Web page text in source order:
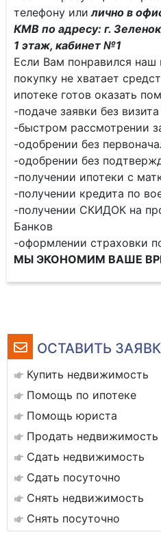
ОСТАВИТЬ
Купить недвижимость
Помощь по ипотеке
Помощь юриста
Продать недвижимость
Сдать недвижимость
Сдать посуточно
Снять недвижимость
Снять посуточно
телефону или лично в
КМВ по адресу: г.
1 этаж, кабинет №1
Если Вам понравился наш
покупку не хватает
ипотеке готов оказать
-подаче заявки без
-быстром рассмотрении
-одобрении без
-одобрении без
-получении ипотеки с
-получении кредита по
-получении СКИДОК на
Банков
-оформлении страховки
МЫ ЭКОНОМИМ ВАШЕ